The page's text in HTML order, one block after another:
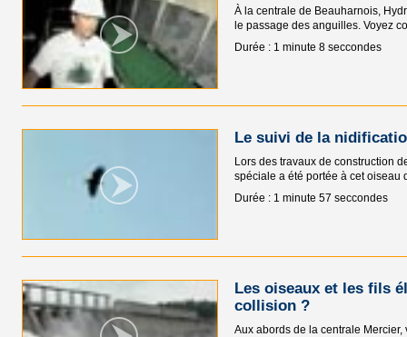
À la centrale de Beauharnois,
le passage des anguilles. Voyez
Durée : 1 minute 8 seccondes
Le suivi de la
Lors des travaux de construction
spéciale a été portée à cet oiseau
Durée : 1 minute 57 seccondes
Les oiseaux et les fils
collision ?
Aux abords de la centrale